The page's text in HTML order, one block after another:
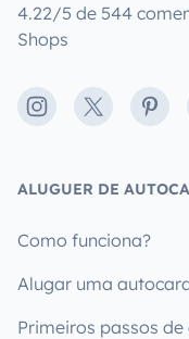
4.22/5 de 544
Shops
Instagram
X
ALUGUER DE
Como funciona?
Alugar uma
Primeiros passos